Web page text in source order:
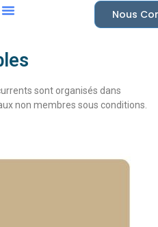
Nous
sont organisés dans
non membres sous conditions.